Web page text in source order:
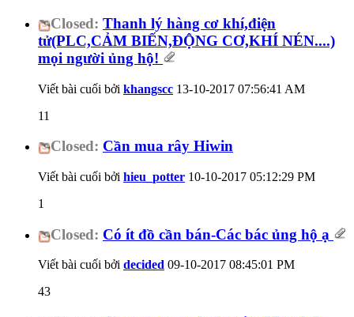
Closed: Thanh lý hàng cơ khí,điện
tử(PLC,CẢM BIẾN,ĐỘNG CƠ,KHÍ NÉN....)
mọi người ủng hộ!
Viết bài cuối bởi khangscc 13-10-2017 07:56:41 AM
11
Closed: Cần mua rây Hiwin
Viết bài cuối bởi hieu_potter 10-10-2017 05:12:29 PM
1
Closed: Có ít đồ cần bán-Các bác ủng hộ ạ
Viết bài cuối bởi decided 09-10-2017 08:45:01 PM
43